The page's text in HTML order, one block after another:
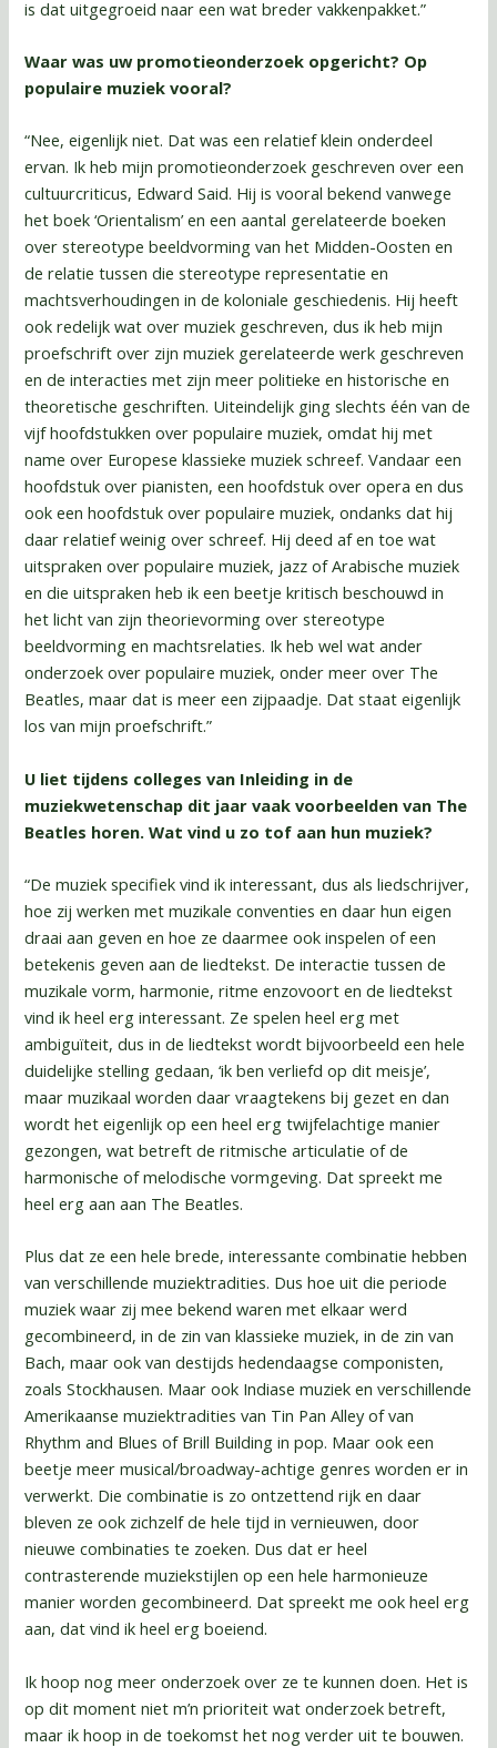
is dat uitgegroeid naar een wat breder vakkenpakket.”
Waar was uw promotieonderzoek opgericht? Op
populaire muziek vooral?
“Nee, eigenlijk niet. Dat was een relatief klein onderdeel
ervan. Ik heb mijn promotieonderzoek geschreven over een
cultuurcriticus, Edward Said. Hij is vooral bekend vanwege
het boek ‘Orientalism’ en een aantal gerelateerde boeken
over stereotype beeldvorming van het Midden-Oosten en
de relatie tussen die stereotype representatie en
machtsverhoudingen in de koloniale geschiedenis. Hij heeft
ook redelijk wat over muziek geschreven, dus ik heb mijn
proefschrift over zijn muziek gerelateerde werk geschreven
en de interacties met zijn meer politieke en historische en
theoretische geschriften. Uiteindelijk ging slechts één van de
vijf hoofdstukken over populaire muziek, omdat hij met
name over Europese klassieke muziek schreef. Vandaar een
hoofdstuk over pianisten, een hoofdstuk over opera en dus
ook een hoofdstuk over populaire muziek, ondanks dat hij
daar relatief weinig over schreef. Hij deed af en toe wat
uitspraken over populaire muziek, jazz of Arabische muziek
en die uitspraken heb ik een beetje kritisch beschouwd in
het licht van zijn theorievorming over stereotype
beeldvorming en machtsrelaties. Ik heb wel wat ander
onderzoek over populaire muziek, onder meer over The
Beatles, maar dat is meer een zijpaadje. Dat staat eigenlijk
los van mijn proefschrift.”
U liet tijdens colleges van Inleiding in de
muziekwetenschap dit jaar vaak voorbeelden van The
Beatles horen. Wat vind u zo tof aan hun muziek?
“De muziek specifiek vind ik interessant, dus als liedschrijver,
hoe zij werken met muzikale conventies en daar hun eigen
draai aan geven en hoe ze daarmee ook inspelen of een
betekenis geven aan de liedtekst. De interactie tussen de
muzikale vorm, harmonie, ritme enzovoort en de liedtekst
vind ik heel erg interessant. Ze spelen heel erg met
ambiguïteit, dus in de liedtekst wordt bijvoorbeeld een hele
duidelijke stelling gedaan, ‘ik ben verliefd op dit meisje’,
maar muzikaal worden daar vraagtekens bij gezet en dan
wordt het eigenlijk op een heel erg twijfelachtige manier
gezongen, wat betreft de ritmische articulatie of de
harmonische of melodische vormgeving. Dat spreekt me
heel erg aan aan The Beatles.
Plus dat ze een hele brede, interessante combinatie hebben
van verschillende muziektradities. Dus hoe uit die periode
muziek waar zij mee bekend waren met elkaar werd
gecombineerd, in de zin van klassieke muziek, in de zin van
Bach, maar ook van destijds hedendaagse componisten,
zoals Stockhausen. Maar ook Indiase muziek en verschillende
Amerikaanse muziektradities van Tin Pan Alley of van
Rhythm and Blues of Brill Building in pop. Maar ook een
beetje meer musical/broadway-achtige genres worden er in
verwerkt. Die combinatie is zo ontzettend rijk en daar
bleven ze ook zichzelf de hele tijd in vernieuwen, door
nieuwe combinaties te zoeken. Dus dat er heel
contrasterende muziekstijlen op een hele harmonieuze
manier worden gecombineerd. Dat spreekt me ook heel erg
aan, dat vind ik heel erg boeiend.
Ik hoop nog meer onderzoek over ze te kunnen doen. Het is
op dit moment niet m’n prioriteit wat onderzoek betreft,
maar ik hoop in de toekomst het nog verder uit te bouwen.